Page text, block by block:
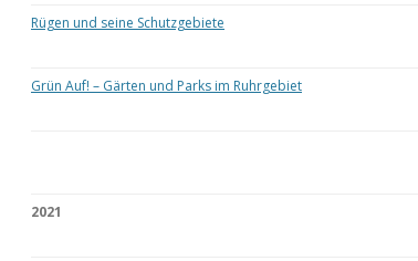
Rügen und seine Schutzgebiete
Grün Auf! – Gärten und Parks im Ruhrgebiet
2021